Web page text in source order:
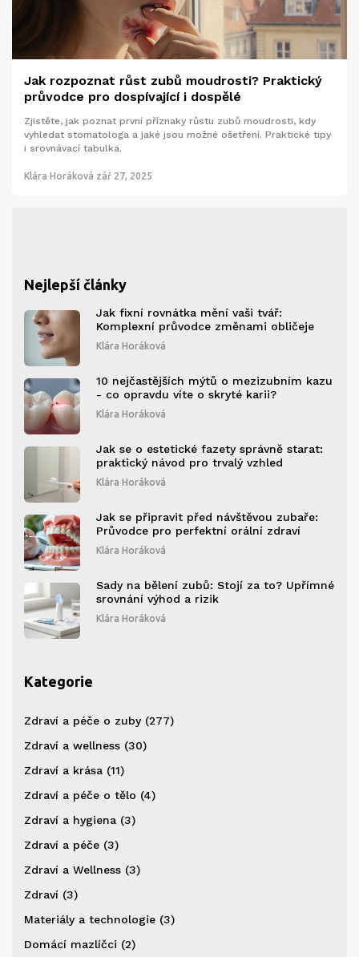
Jak rozpoznat růst zubů moudrosti? Praktický
průvodce pro dospívající i dospělé
Zjistěte, jak poznat první příznaky růstu zubů moudrosti, kdy
vyhledat stomatologa a jaké jsou možné ošetření. Praktické tipy
i srovnávací tabulka.
Klára Horáková zář 27, 2025
Nejlepší články
Jak fixní rovnátka mění vaši tvář:
Komplexní průvodce změnami obličeje
Klára Horáková
10 nejčastějších mýtů o mezizubním kazu
- co opravdu víte o skryté karii?
Klára Horáková
Jak se o estetické fazety správně starat:
praktický návod pro trvalý vzhled
Klára Horáková
Jak se připravit před návštěvou zubaře:
Průvodce pro perfektní orální zdraví
Klára Horáková
Sady na bělení zubů: Stojí za to? Upřímné
srovnání výhod a rizik
Klára Horáková
Kategorie
Zdraví a péče o zuby (277)
Zdraví a wellness (30)
Zdraví a krása (11)
Zdraví a péče o tělo (4)
Zdraví a hygiena (3)
Zdraví a péče (3)
Zdraví a Wellness (3)
Zdraví (3)
Materiály a technologie (3)
Domácí mazlíčci (2)